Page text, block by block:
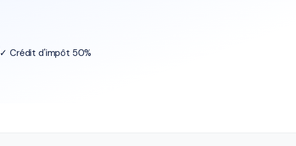
✓ Crédit d'impôt 50%